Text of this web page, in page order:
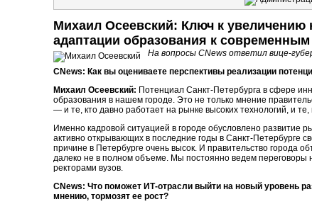
Михаил Осеевский: Ключ к
адаптации образования к
На вопросы CNews ответил вице-
CNews: Как вы оцениваете перспективы реализации
Михаил Осеевский: Потенциал Санкт-Петербурга в сфере
образования в нашем городе. Это не только мнение
— и те, кто давно работает на рынке высоких технологий, и те,
Именно кадровой ситуацией в городе обусловлено развитие
активно открывающих в последние годы в Санкт-Петербурге
причине в Петербурге очень высок. И правительство города
далеко не в полном объеме. Мы постоянно ведем переговоры
ректорами вузов.
CNews: Что поможет ИТ-отрасли выйти на новый уровень
мнению, тормозят ее рост?